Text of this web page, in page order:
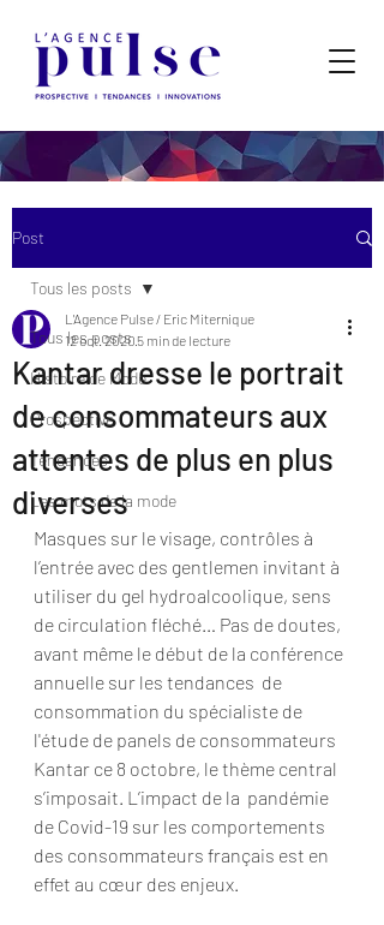
Post
Tous les posts
Histoire de Mode
Prospective
Tendances
Les mots de la mode
Tous les posts
Kantar dresse le portrait
de consommateurs aux
attentes de plus en plus
diverses
L'Agence Pulse / Eric Miternique
12 oct. 2020 5 min de lecture
Masques sur le visage, contrôles à
l’entrée avec des gentlemen invitant à
utiliser du gel hydroalcoolique, sens
de circulation fléché… Pas de doutes,
avant même le début de la conférence
annuelle sur les tendances  de
consommation du spécialiste de
l'étude de panels de consommateurs
Kantar ce 8 octobre, le thème central
s’imposait. L’impact de la  pandémie
de Covid-19 sur les comportements
des consommateurs français est en
effet au cœur des enjeux.